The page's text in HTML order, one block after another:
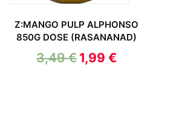
Z:MANGO PULP ALPHONSO
850G DOSE (RASANANAD)
3,49€ 1,99 €